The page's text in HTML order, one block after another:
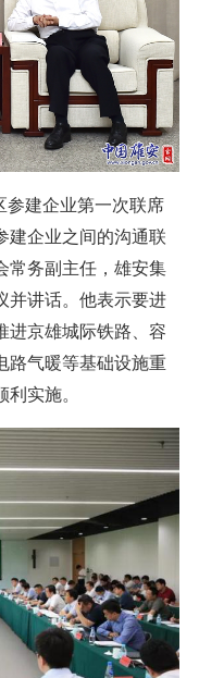
建企业第一次联席
建企业之间的沟通联
常务副主任，雄安集
并讲话。他表示要进
进京雄城际铁路、容
路气暖等基础设施重
实施。